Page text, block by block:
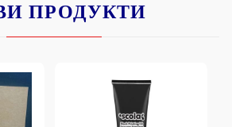
ПРОДУКТИ